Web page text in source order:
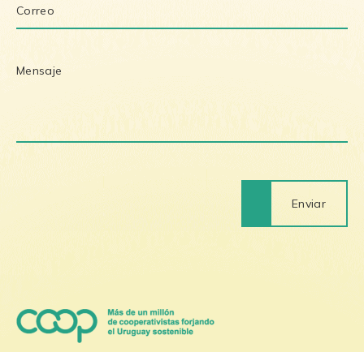
Enviar